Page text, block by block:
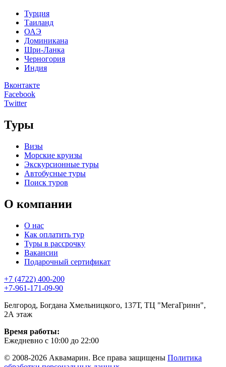
Турция
Таиланд
ОАЭ
Доминикана
Шри-Ланка
Черногория
Индия
Вконтакте
Facebook
Twitter
Туры
Визы
Морские круизы
Экскурсионные туры
Автобусные туры
Поиск туров
О компании
О нас
Как оплатить тур
Туры в рассрочку
Вакансии
Подарочный сертификат
+7 (4722) 400-200
+7-961-171-09-90
Белгород, Богдана Хмельницкого, 137Т, ТЦ "МегаГринн",
2А этаж
Время работы:
Ежедневно с 10:00 до 22:00
© 2008-2026 Аквамарин. Все права защищены Политика